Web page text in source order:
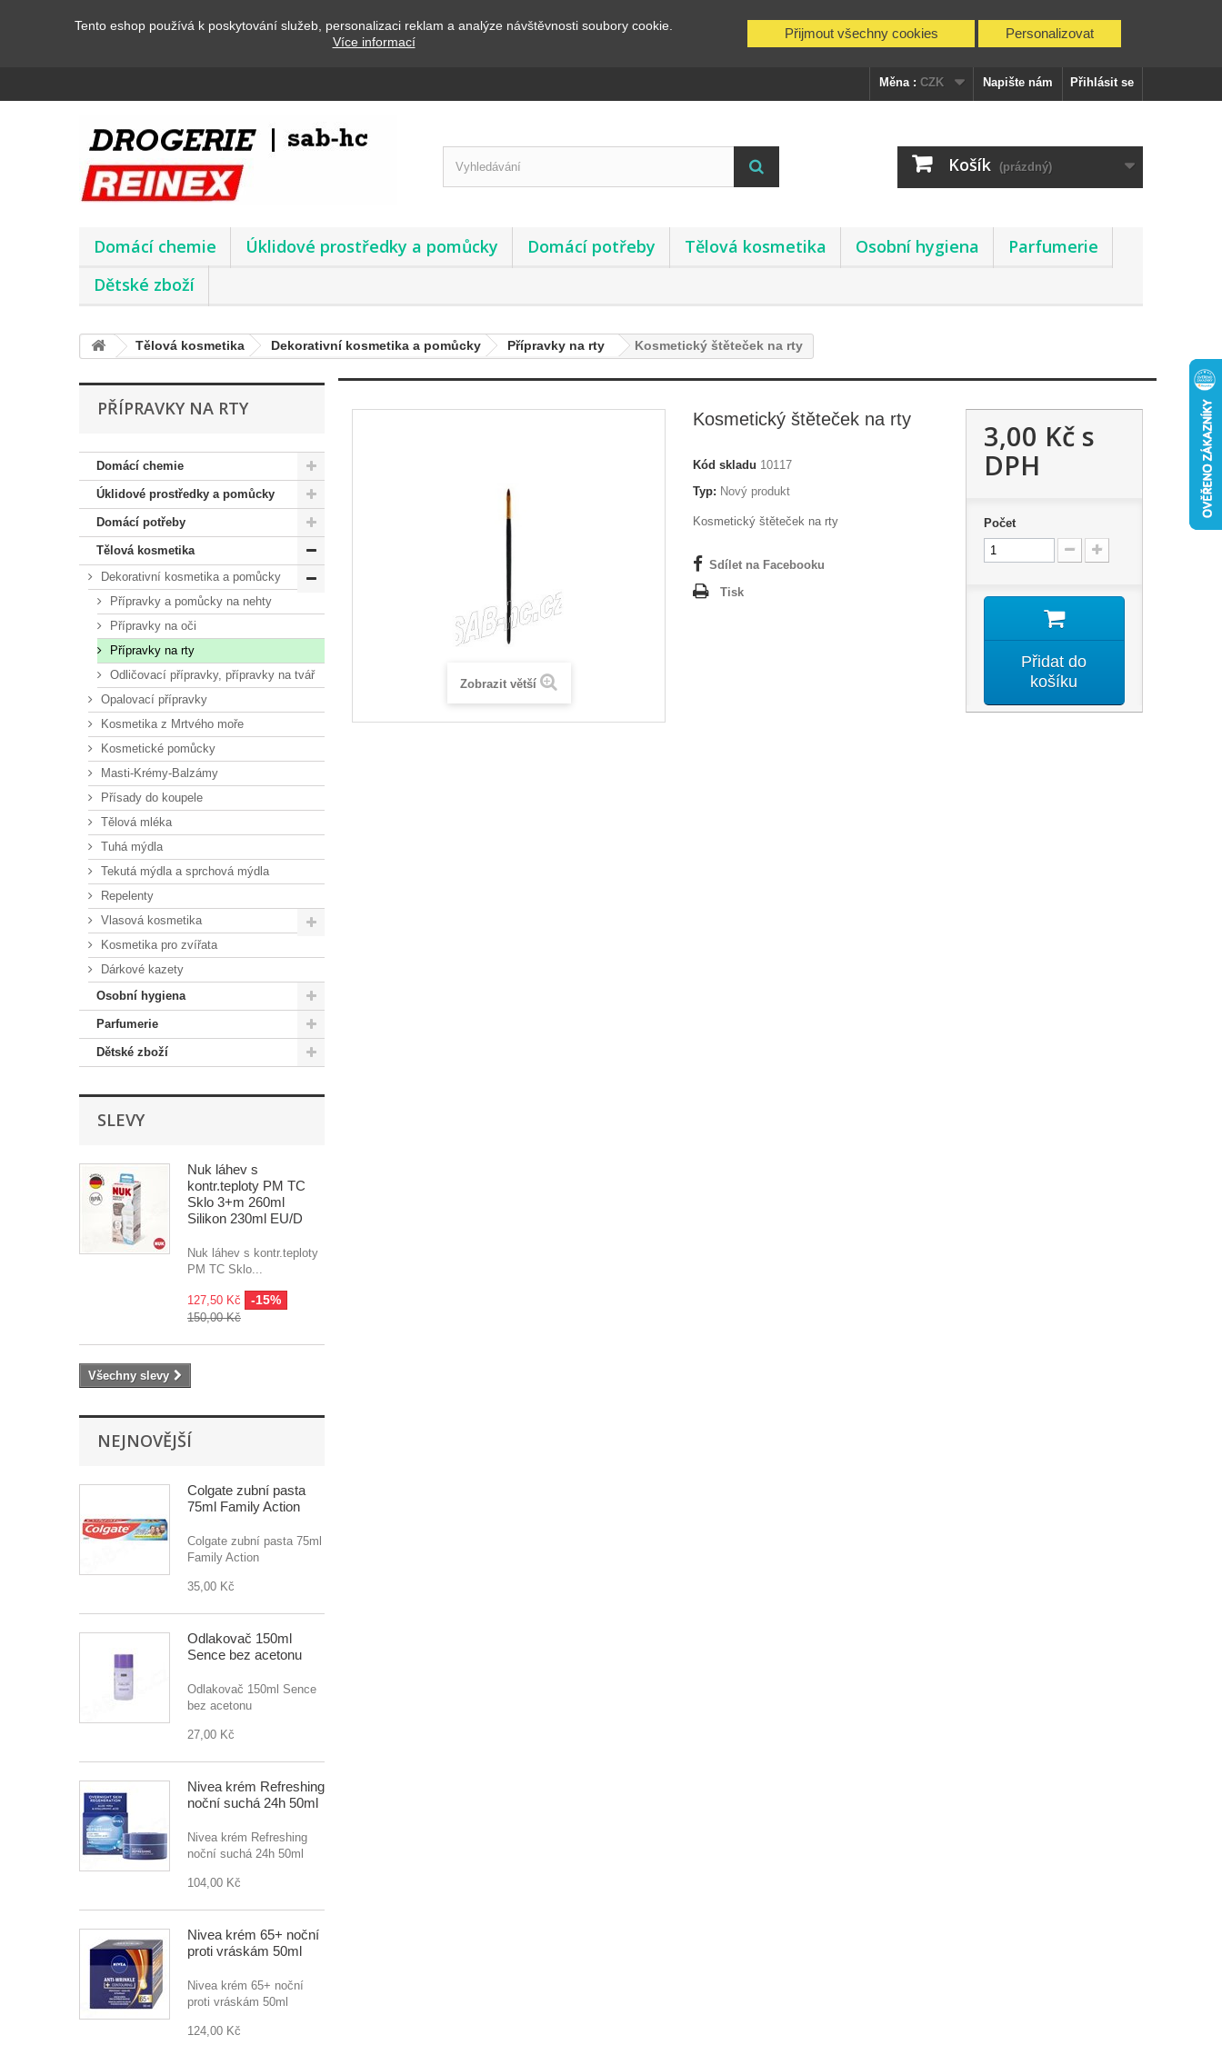
Tento eshop používá k poskytování služeb, personalizaci reklam a analýze návštěvnosti soubory cookie.
Více informací
Přijmout všechny cookies Personalizovat
Přihlásit se
Napište nám
Měna : CZK
Košík (prázdný)
Domácí chemie Úklidové prostředky a pomůcky Domácí potřeby Tělová kosmetika Osobní hygiena
Parfumerie
Dětské zboží
Tělová kosmetika Dekorativní kosmetika a pomůcky Přípravky na rty Kosmetický štěteček na rty
PŘÍPRAVKY NA RTY
Domácí chemie
Úklidové prostředky a pomůcky
Domácí potřeby
Tělová kosmetika
Dekorativní kosmetika a pomůcky
Přípravky a pomůcky na nehty
Přípravky na oči
Přípravky na rty
Odličovací přípravky, přípravky na tvář
Opalovací přípravky
Kosmetika z Mrtvého moře
Kosmetické pomůcky
Masti-Krémy-Balzámy
Přísady do koupele
Tělová mléka
Tuhá mýdla
Tekutá mýdla a sprchová mýdla
Repelenty
Vlasová kosmetika
Kosmetika pro zvířata
Dárkové kazety
Osobní hygiena
Parfumerie
Dětské zboží
SLEVY
Nuk láhev s
kontr.teploty PM TC
Sklo 3+m 260ml
Silikon 230ml EU/D
Nuk láhev s kontr.teploty
PM TC Sklo...
127,50 Kč -15%
150,00 Kč
Všechny slevy
NEJNOVĚJŠÍ
Colgate zubní pasta
75ml Family Action
Colgate zubní pasta 75ml
Family Action
35,00 Kč
Odlakovač 150ml
Sence bez acetonu
Odlakovač 150ml Sence
bez acetonu
27,00 Kč
Nivea krém Refreshing
noční suchá 24h 50ml
Nivea krém Refreshing
noční suchá 24h 50ml
104,00 Kč
Nivea krém 65+ noční
proti vráskám 50ml
Nivea krém 65+ noční
proti vráskám 50ml
124,00 Kč
Zobrazit větší
Kosmetický štěteček na rty
Kód skladu 10117
Typ: Nový produkt
Kosmetický štěteček na rty
Sdílet na Facebooku
Tisk
3,00 Kčs
DPH
Počet
Přidat do
košíku